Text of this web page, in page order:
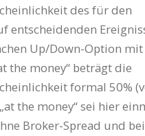
des für den
entscheidenden
Up/Down-Option mit
the money“ beträgt die
formal 50%
the money“ sei hier
Broker-Spread und